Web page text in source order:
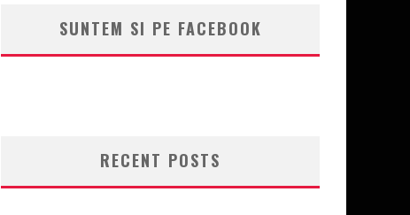
SUNTEM SI PE FACEBOOK
RECENT POSTS